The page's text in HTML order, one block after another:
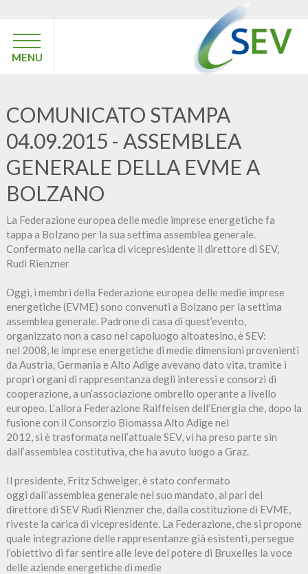
MENU
COMUNICATO STAMPA
04.09.2015 - ASSEMBLEA
GENERALE DELLA EVME A
BOLZANO
La Federazione europea delle medie imprese energetiche fa
tappa a Bolzano per la sua settima assemblea generale.
Confermato nella carica di vicepresidente il direttore di SEV,
Rudi Rienzner
Oggi, i membri della Federazione europea delle medie imprese
energetiche (EVME) sono convenuti a Bolzano per la settima
assemblea generale. Padrone di casa di quest’evento,
organizzato non a caso nel capoluogo altoatesino, è SEV:
nel 2008, le imprese energetiche di medie dimensioni provenienti
da Austria, Germania e Alto Adige avevano dato vita, tramite i
propri organi di rappresentanza degli interessi e consorzi di
cooperazione, a un’associazione ombrello operante a livello
europeo. L’allora Federazione Raiffeisen dell’Energia che, dopo la
fusione con il Consorzio Biomassa Alto Adige nel
2012, si è trasformata nell’attuale SEV, vi ha preso parte sin
dall’assemblea costitutiva, che ha avuto luogo a Graz.
Il presidente, Fritz Schweiger, è stato confermato
oggi dall’assemblea generale nel suo mandato, al pari del
direttore di SEV Rudi Rienzner che, dalla costituzione di EVME,
riveste la carica di vicepresidente. La Federazione, che si propone
quale integrazione delle rappresentanze già esistenti, persegue
l’obiettivo di far sentire alle leve del potere di Bruxelles la voce
delle aziende energetiche di medie